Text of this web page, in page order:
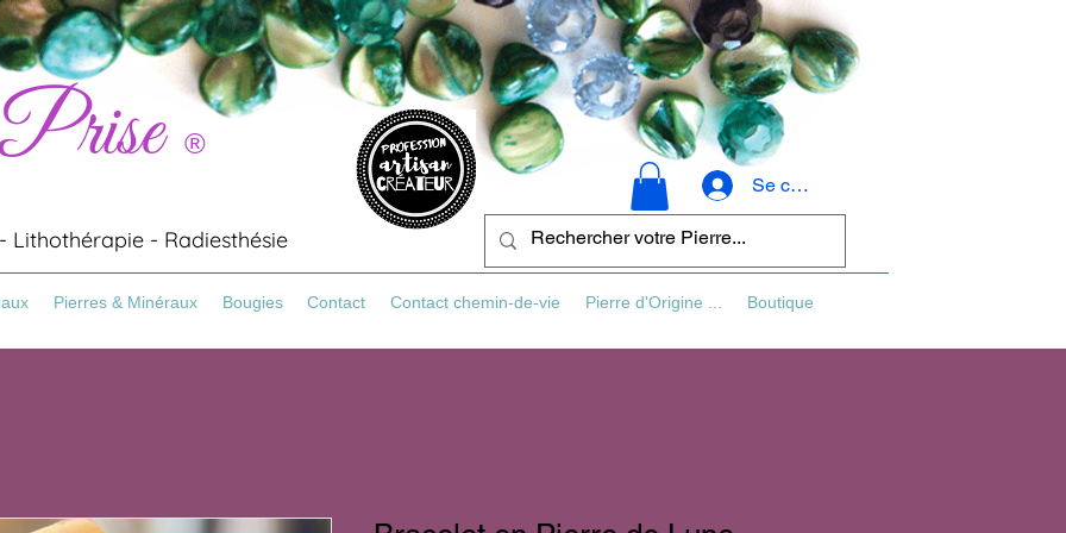
®
Se connecter
Lithothérapie - Radiesthésie
Pierres & Minéraux Bougies Contact Contact chemin-de-vie Pierre d'Origine ... Boutique